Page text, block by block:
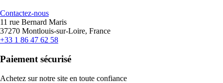
Contactez-nous
11 rue Bernard Maris
37270 Montlouis-sur-Loire, France
+33 1 86 47 62 58
Paiement sécurisé
Achetez sur notre site en toute confiance